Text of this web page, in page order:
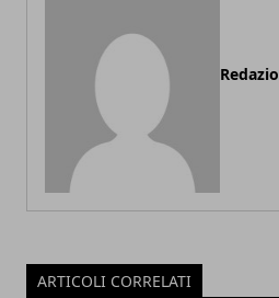
ARTICOLI CORRELATI